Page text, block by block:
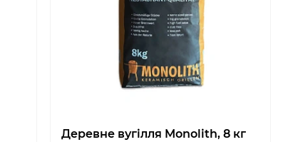
Деревне вугілля Monolith, 8 кг